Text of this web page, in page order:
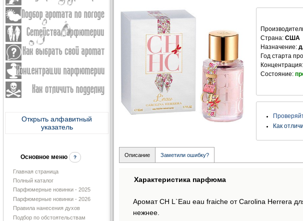
Открыть алфавитный
указатель
Основное меню ?
Главная страница
Полный каталог
Парфюмерные новинки - 2025
Парфюмерные новинки - 2026
Правила нанесения духов
Подбор по обстоятельствам
Страна: США
Назначение:
Год старта
Концентрация:
Состояние:
Как
Описание Заметили ошибку?
Характеристика парфюма
Аромат CH L`Eau eau fraiche от Carolina Herrera
нежнее.